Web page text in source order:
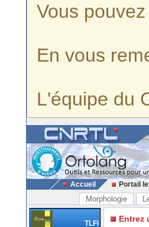
Vous
En vous
L'équipe du
Accueil Portail
Morphologie
TLFi Entrez